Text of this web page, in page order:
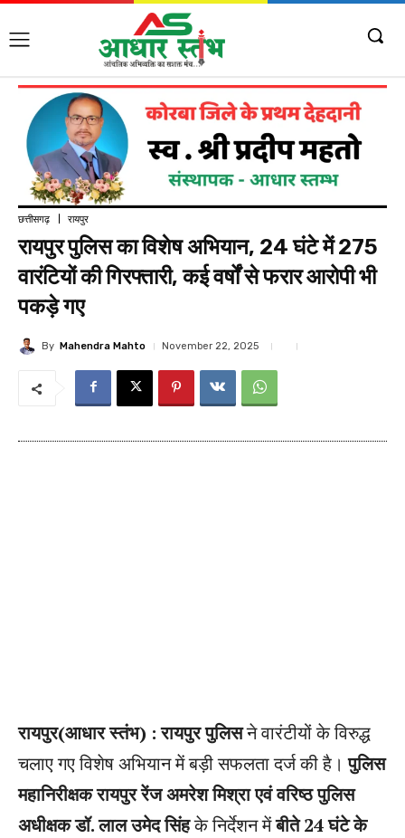
छत्तीसगढ़ रायपुर
रायपुर पुलिस का विशेष अभियान, 24 घंटे में 275
वारंटियों की गिरफ्तारी, कई वर्षों से फरार आरोपी भी
पकड़े गए
By Mahendra Mahto November 22, 2025
रायपुर(आधार स्तंभ) : रायपुर पुलिसने वारंटीयों के विरुद्ध
चलाए गए विशेष अभियान में बड़ी सफलता दर्ज की है।पुलिस
महानिरीक्षक रायपुर रेंज अमरेश मिश्रा एवं वरिष्ठ पुलिस
अधीक्षक डॉ. लाल उमेद सिंहके निर्देशन मेंबीते 24 घंटे के